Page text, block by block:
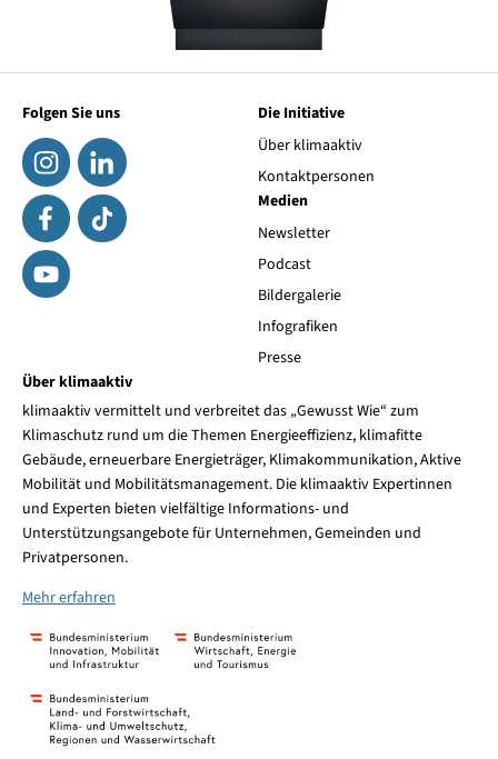
Folgen Sie uns
Die Initiative
Über klimaaktiv
Kontaktpersonen
Medien
Newsletter
Podcast
Bildergalerie
Infografiken
Presse
Über klimaaktiv
klimaaktiv vermittelt und verbreitet das „Gewusst Wie“ zum
Klimaschutz rund um die Themen Energieeffizienz, klimafitte
Gebäude, erneuerbare Energieträger, Klimakommunikation, Aktive
Mobilität und Mobilitätsmanagement. Die klimaaktiv Expertinnen
und Experten bieten vielfältige Informations- und
Unterstützungsangebote für Unternehmen, Gemeinden und
Privatpersonen.
Mehr erfahren